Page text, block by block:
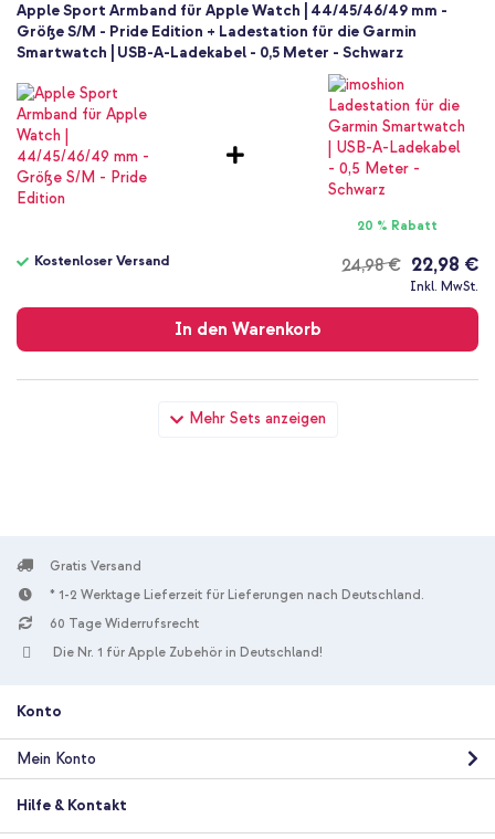
Mehr Sets anzeigen
Apple Sport Armband für Apple Watch | 44/45/46/49 mm -
Größe S/M - Pride Edition + Ladestation für die Garmin
Smartwatch | USB-A-Ladekabel - 0,5 Meter - Schwarz
20 % Rabatt
24,98 €
Kostenloser Versand 22,98 €
Inkl. MwSt.
In den Warenkorb
Versand
Apple Sport Armband für Apple Watch | 44/45/46/49 mm -
Größe S/M - Pride Edition + Wandladegerät - Ladegerät - USB-
Kostenloser Versand
Versand
Gratis Versand
* 1-2 Werktage Lieferzeit für Lieferungen nach Deutschland.
60 Tage Widerrufsrecht
Die Nr. 1 für Apple Zubehör in Deutschland!
Konto
Mein Konto
Hilfe & Kontakt